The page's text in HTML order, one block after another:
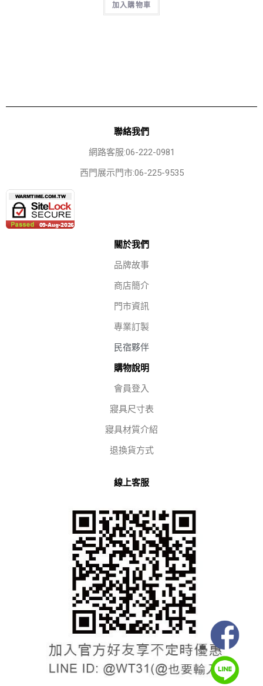
加入購物車
聯絡我們
網路客服:06-222-0981
西門展示門市:06-225-9535
關於我們
品牌故事
商店簡介
門市資訊
專業訂製
民宿夥伴
購物說明
會員登入
寢具尺寸表
寢具材質介紹
退換貨方式
線上客服